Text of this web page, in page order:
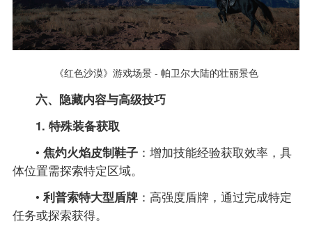
《红色沙漠》游戏场景 - 帕卫尔大陆的壮丽景色
六、隐藏内容与高级技巧
1. 特殊装备获取
•焦灼火焰皮制鞋子 ：增加技能经验获取效率，具
体位置需探索特定区域。
•利普索特大型盾牌 ：高强度盾牌，通过完成特定
任务或探索获得。